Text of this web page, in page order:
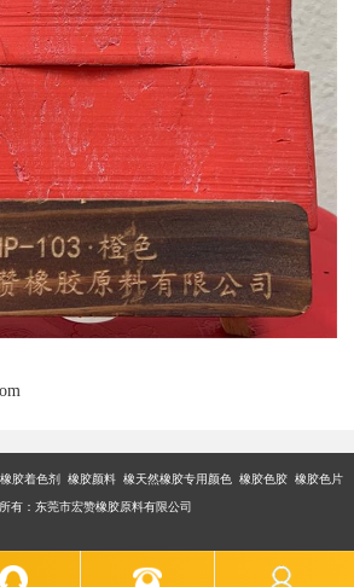
胶着色剂 橡胶颜料 橡天然橡胶专用颜色 橡胶色胶 橡胶色片
有：东莞市宏赞橡胶原料有限公司